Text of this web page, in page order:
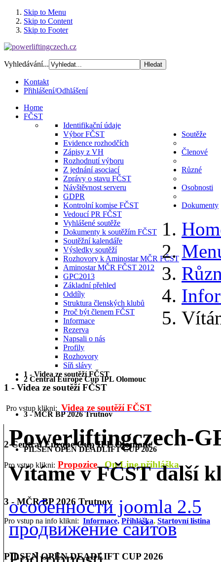
Skip to Menu
Skip to Content
Skip to Footer
Vyhledávání...
Kontakt
Přihlášení/Odhlášení
Home
FČST
Identifikační údaje
Výbor FČST
Evidence rozhodčích
Zápisy z VH
Rozhodnutí výboru
Z jednání asociací
Zprávy o stavu FČST
Návštěvnost serveru
GDPR
Kontrolní komise FČST
Vedoucí PR FČST
Soutěže
Vyhlášené soutěže
Dokumenty k soutěžím FČST
Soutěžní kalendáře
Výsledky soutěží
Rozhovory k Aminostar MČR FČST
Aminostar MČR FČST 2012
GPC2013
Členové
Základní přehled
Oddíly
Struktura členských klubů
Proč být členem FČST
Různé
Informace
Rezerva
Osobnosti
Napsali o nás
Profily
Rozhovory
Síň slávy
Dokumenty
1 - Videa ze soutěží FČST
2 Central Europe Cup IPL Olomouc
3 - MČR BP 2026 Trutnov
PILSEN OPEN DEADLIFT CUP 2026
1 - Videa ze soutěží FČST
Pro vstup klikni: Videa ze soutěží FČST
2 Central Europe Cup IPL Olomouc
Pro vstup klikni: Propozice On Line přihláška
3 - MČR BP 2026 Trutnov
Pro vstup na info klikni: Informace, Přihláška, Startovní listina
PILSEN OPEN DEADLIFT CUP 2026
Powerliftingczech-
Vítáme v FČST další
особенности joomla 2.5
продвижение сайтов